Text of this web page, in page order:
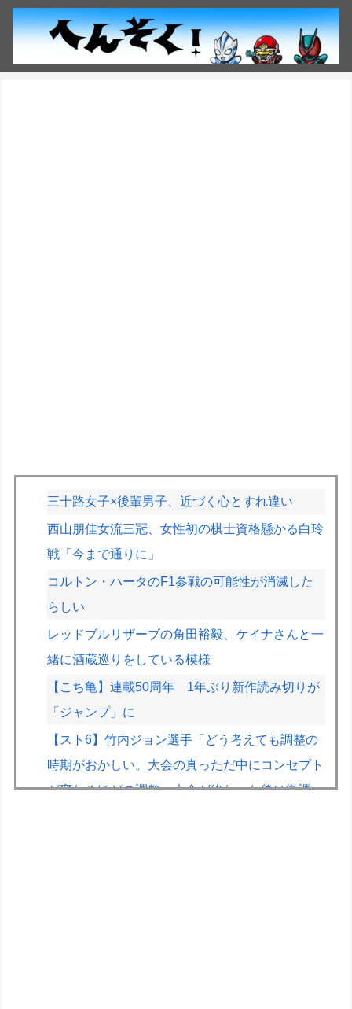
三十路女子×後輩男子、近づく心とすれ違い
西山朋佳女流三冠、女性初の棋士資格懸かる白玲
戦「今まで通りに」
コルトン・ハータのF1参戦の可能性が消滅した
らしい
レッドブルリザーブの角田裕毅、ケイナさんと一
緒に酒蔵巡りをしている模様
【こち亀】連載50周年 1年ぶり新作読み切りが
「ジャンプ」に
【スト6】竹内ジョン選手「どう考えても調整の
時期がおかしい。大会の真っただ中にコンセプト
が変わるほどの調整、大会が終わった後は微調